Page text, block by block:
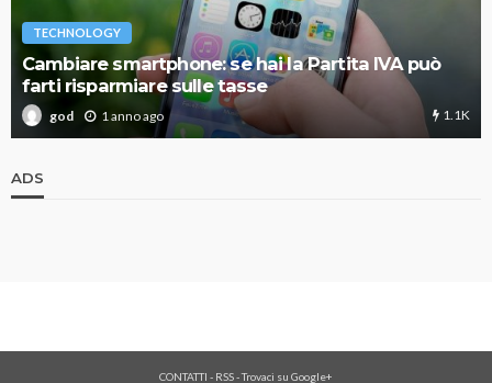
TECHNOLOGY
Cambiare smartphone: se hai la Partita IVA può
farti risparmiare sulle tasse
god 1 anno ago 1.1K
ADS
CONTATTI - RSS-Trovaci su Google+